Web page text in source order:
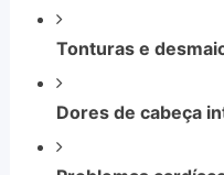
Tonturas e
Dores de cabeça